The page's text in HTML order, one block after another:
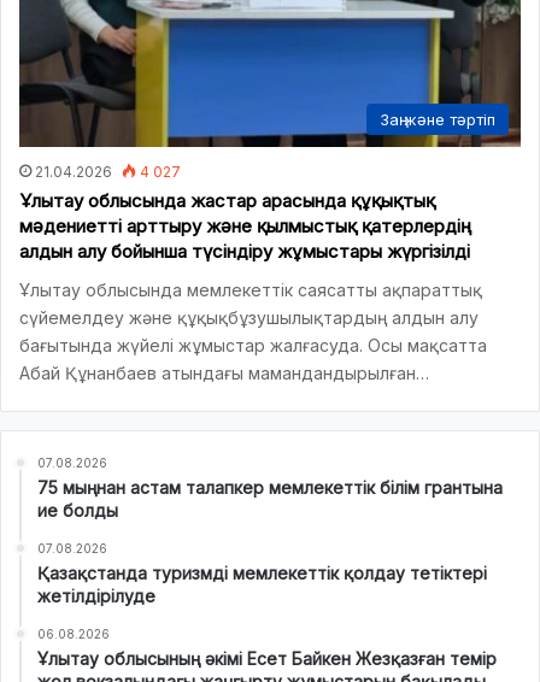
Заң және тәртіп
21.04.2026 4 027
Ұлытау облысында жастар арасында құқықтық
мәдениетті арттыру және қылмыстық қатерлердің
алдын алу бойынша түсіндіру жұмыстары жүргізілді
Ұлытау облысында мемлекеттік саясатты ақпараттық
сүйемелдеу және құқықбұзушылықтардың алдын алу
бағытында жүйелі жұмыстар жалғасуда. Осы мақсатта
Абай Құнанбаев атындағы мамандандырылған…
07.08.2026
75 мыңнан астам талапкер мемлекеттік білім грантына
ие болды
07.08.2026
Қазақстанда туризмді мемлекеттік қолдау тетіктері
жетілдірілуде
06.08.2026
Ұлытау облысының әкімі Есет Байкен Жезқазған темір